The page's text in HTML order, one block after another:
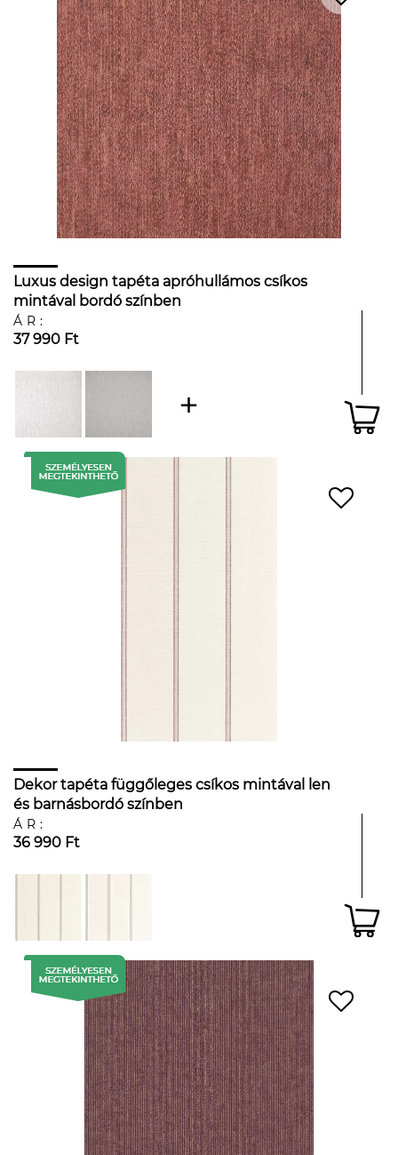
Luxus design tapéta apróhullámos csíkos
mintával bordó színben
ÁR:
37 990 Ft
Dekor tapéta függőleges csíkos mintával len
és barnásbordó színben
ÁR:
36 990 Ft